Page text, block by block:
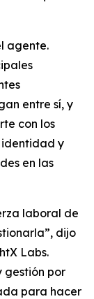
agente.
entre sí, y
con los
identidad y
en las
laboral de
dijo
Labs.
gestión por
para hacer